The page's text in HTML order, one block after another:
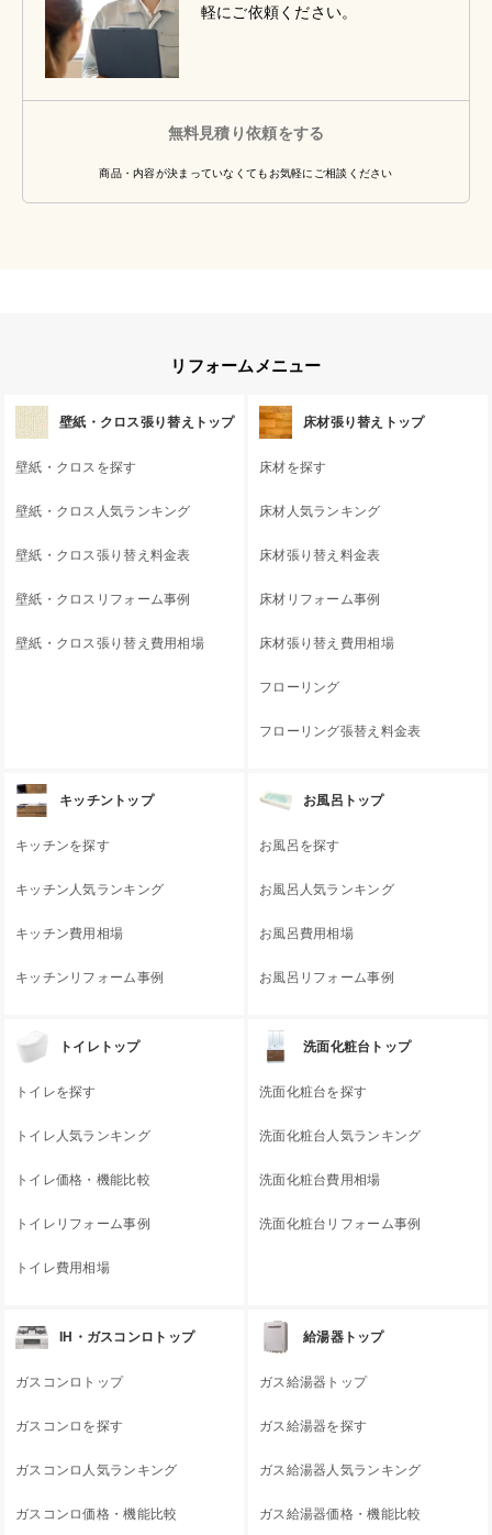
軽にご依頼ください。
無料見積り依頼をする
商品・内容が決まっていなくてもお気軽にご相談ください
リフォームメニュー
壁紙・クロス張り替えトップ
壁紙・クロスを探す
壁紙・クロス人気ランキング
壁紙・クロス張り替え料金表
壁紙・クロスリフォーム事例
壁紙・クロス張り替え費用相場
床材張り替えトップ
床材を探す
床材人気ランキング
床材張り替え料金表
床材リフォーム事例
床材張り替え費用相場
フローリング
フローリング張替え料金表
キッチントップ
キッチンを探す
キッチン人気ランキング
キッチン費用相場
キッチンリフォーム事例
お風呂トップ
お風呂を探す
お風呂人気ランキング
お風呂費用相場
お風呂リフォーム事例
トイレトップ
トイレを探す
トイレ人気ランキング
トイレ価格・機能比較
トイレリフォーム事例
トイレ費用相場
洗面化粧台トップ
洗面化粧台を探す
洗面化粧台人気ランキング
洗面化粧台費用相場
洗面化粧台リフォーム事例
IH・ガスコンロトップ
ガスコンロトップ
ガスコンロを探す
ガスコンロ人気ランキング
ガスコンロ価格・機能比較
給湯器トップ
ガス給湯器トップ
ガス給湯器を探す
ガス給湯器人気ランキング
ガス給湯器価格・機能比較